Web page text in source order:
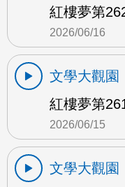
紅樓夢第
2026/06/16
文學大觀園
紅樓夢第
2026/06/15
文學大觀園